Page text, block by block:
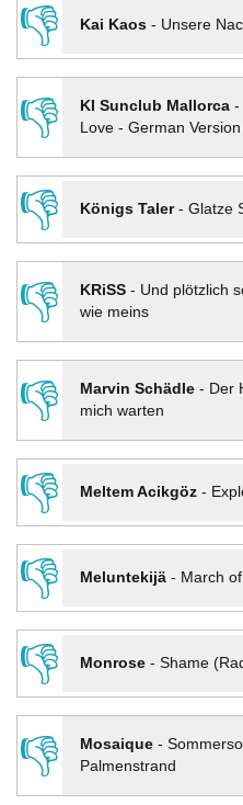
👎
Kai Kaos- Unsere
👎
KI Sunclub Mallorca-
Love - German Version
👎
Königs Taler- Glatze
👎
KRiSS- Und plötzlich
wie meins
👎 Marvin Schädle- Der
mich warten
👎
Meltem Acikgöz-
👎
Meluntekijä- March
👎
Monrose- Shame
👎
Mosaique-
Palmenstrand